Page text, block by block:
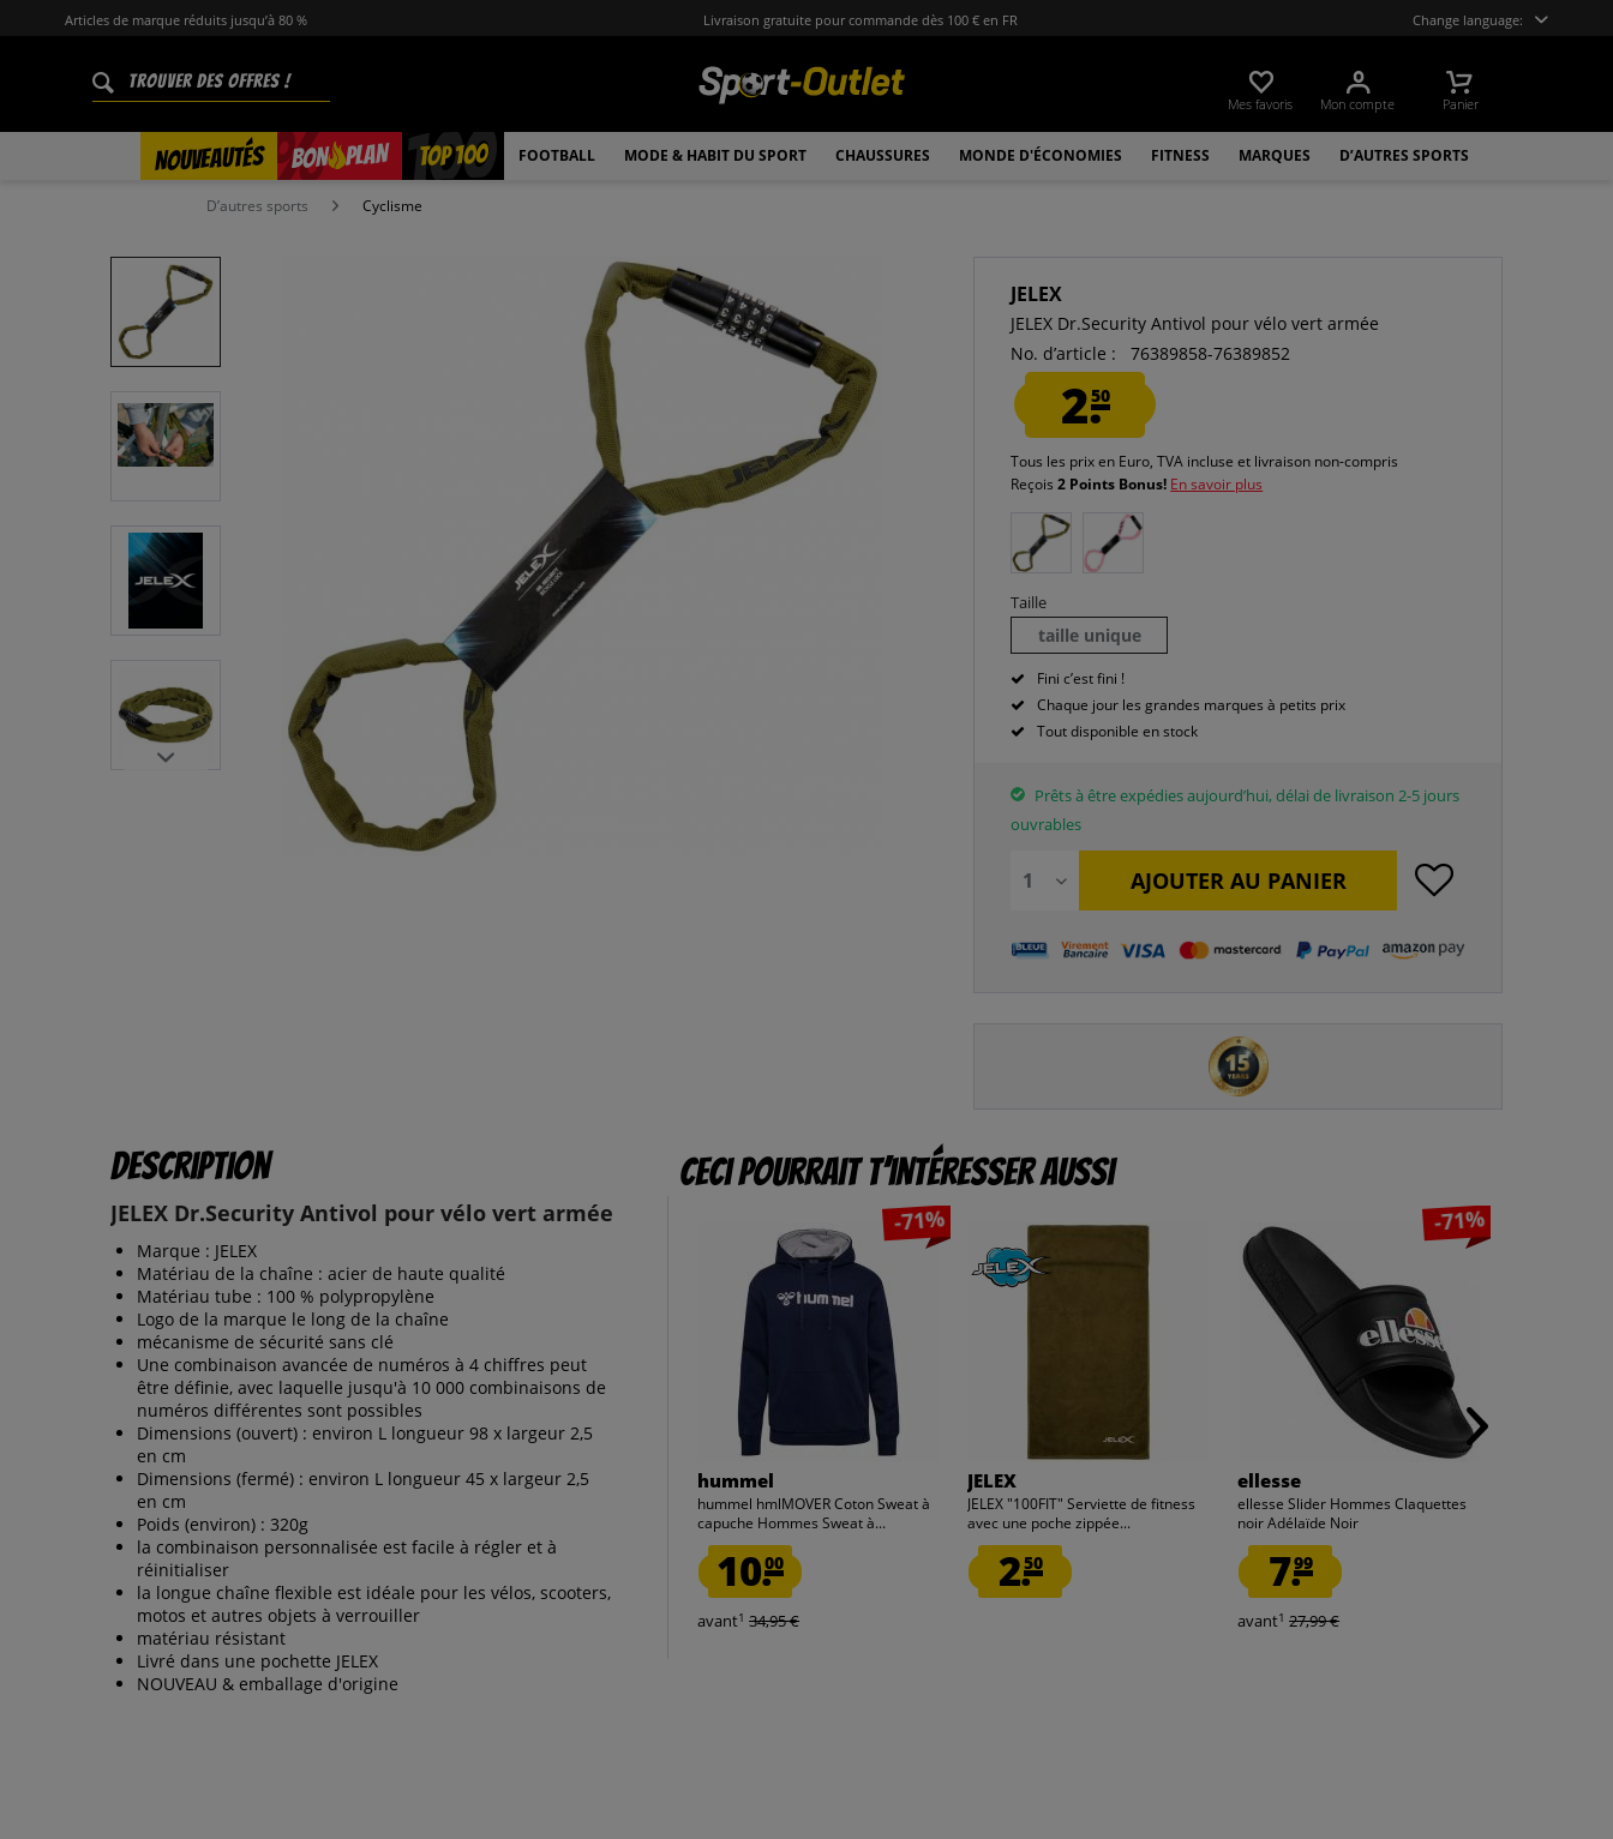
Articles de marque réduits jusqu’à 80 % Livraison gratuite pour commande dès 100 € en FR Change language:
Mes favoris Mon compte Panier
NOUVEAUTÉS BON PLAN
% TOP 100 FOOTBALL MODE & HABIT DU SPORT CHAUSSURES MONDE D'ÉCONOMIES FITNESS MARQUES D’AUTRES SPORTS
D’autres sports Cyclisme
JELEX
JELEX Dr.Security Antivol pour vélo vert armée
No. d’article :
76389858-76389852
2.50
Tous les prix en Euro, TVA incluse et livraison non-compris
Reçois2 Points Bonus! En savoir plus
Taille
taille unique
Fini c’est fini !
Chaque jour les grandes marques à petits prix
Tout disponible en stock
Prêts à être expédies aujourd’hui, délai de livraison 2-5 jours
ouvrables
AJOUTER AU PANIER
Description
JELEX Dr.Security Antivol pour vélo vert armée
Marque : JELEX
Matériau de la chaîne : acier de haute qualité
Matériau tube : 100 % polypropylène
Logo de la marque le long de la chaîne
mécanisme de sécurité sans clé
Une combinaison avancée de numéros à 4 chiffres peut
être définie, avec laquelle jusqu'à 10 000 combinaisons de
numéros différentes sont possibles
Dimensions (ouvert) : environ L longueur 98 x largeur 2,5
en cm
Dimensions (fermé) : environ L longueur 45 x largeur 2,5
en cm
Poids (environ) : 320g
la combinaison personnalisée est facile à régler et à
réinitialiser
la longue chaîne flexible est idéale pour les vélos, scooters,
motos et autres objets à verrouiller
matériau résistant
Livré dans une pochette JELEX
NOUVEAU & emballage d'origine
Ceci pourrait t’intéresser aussi
-71%
hummel
hummel hmlMOVER Coton Sweat à
capuche Hommes Sweat à...
10.00
avant1 34,95 €
JELEX
JELEX "100FIT" Serviette de fitness
avec une poche zippée...
2.50
-71%
ellesse
ellesse Slider Hommes Claquettes
noir Adélaïde Noir
7.99
avant1 27,99 €